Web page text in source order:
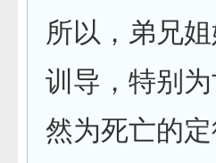
所以，弟兄
训导，特别
然为死亡的